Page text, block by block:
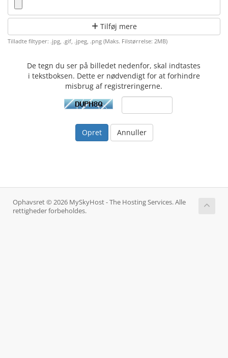
Tilføj mere
Tilladte filtyper: .jpg, .gif, .jpeg, .png (Maks. Filstørrelse: 2MB)
De tegn du ser på billedet nedenfor, skal indtastes
i tekstboksen. Dette er nødvendigt for at forhindre
misbrug af registreringerne.
Annuller
Ophavsret © 2026 MySkyHost - The Hosting Services. Alle
rettigheder forbeholdes.